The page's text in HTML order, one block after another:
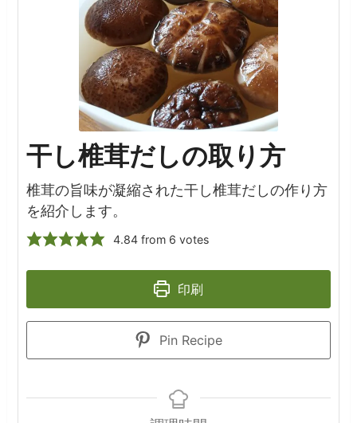
干し椎茸だしの取り方
椎茸の旨味が凝縮された干し椎茸だしの作り方
を紹介します。
4.84from 6 votes
印刷
Pin Recipe